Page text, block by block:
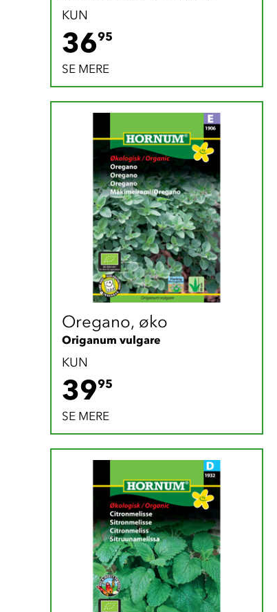
KUN
3695
SE MERE
Oregano, øko
Origanum vulgare
KUN
3995
SE MERE